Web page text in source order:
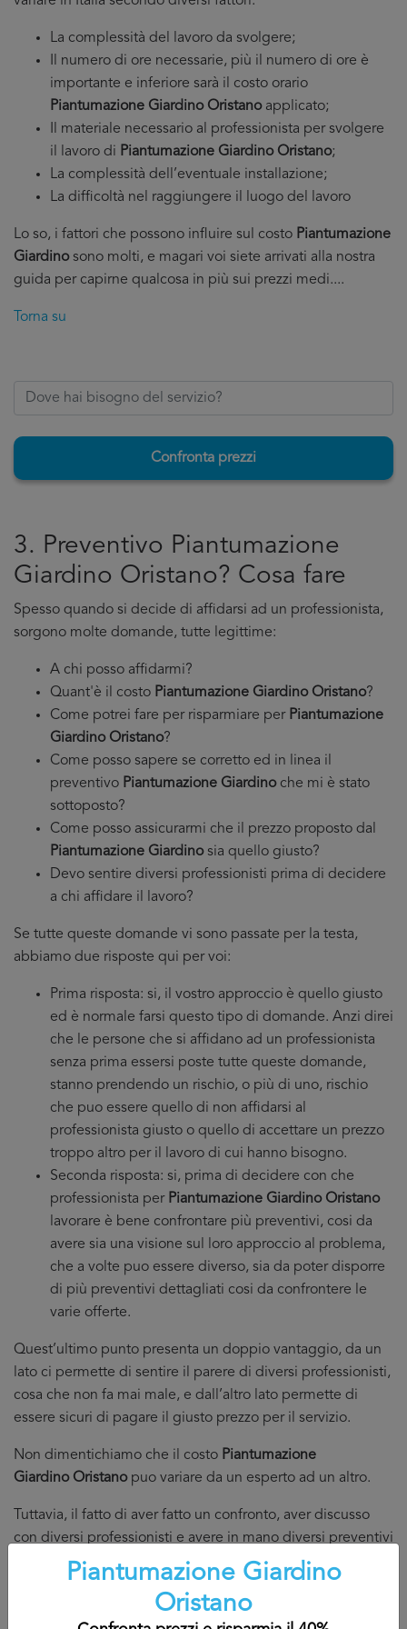
La complessità del lavoro da svolgere;
Il numero di ore necessarie, più il numero di ore è
importante e inferiore sarà il costo orario
Piantumazione Giardino Oristanoapplicato;
Il materiale necessario al professionista per svolgere
il lavoro di Piantumazione Giardino Oristano;
La complessità dell’eventuale installazione;
La difficoltà nel raggiungere il luogo del lavoro
Lo so, i fattori che possono influire sul costo Piantumazione
Giardinosono molti, e magari voi siete arrivati alla nostra
guida per capirne qualcosa in più sui prezzi medi....
Torna su
Confronta prezzi
3. Preventivo Piantumazione
Giardino Oristano? Cosa fare
Spesso quando si decide di affidarsi ad un professionista,
sorgono molte domande, tutte legittime:
A chi posso affidarmi?
Quant'è il costo Piantumazione Giardino Oristano?
Come potrei fare per risparmiare per Piantumazione
Giardino Oristano?
Come posso sapere se corretto ed in linea il
preventivo Piantumazione Giardinoche mi è stato
sottoposto?
Come posso assicurarmi che il prezzo proposto dal
Piantumazione Giardinosia quello giusto?
Devo sentire diversi professionisti prima di decidere
a chi affidare il lavoro?
Se tutte queste domande vi sono passate per la testa,
abbiamo due risposte qui per voi:
Prima risposta: si, il vostro approccio è quello giusto
ed è normale farsi questo tipo di domande. Anzi direi
che le persone che si affidano ad un professionista
senza prima essersi poste tutte queste domande,
stanno prendendo un rischio, o più di uno, rischio
che puo essere quello di non affidarsi al
professionista giusto o quello di accettare un prezzo
troppo altro per il lavoro di cui hanno bisogno.
Seconda risposta: si, prima di decidere con che
professionista per Piantumazione Giardino Oristano
lavorare è bene confrontare più preventivi, cosi da
avere sia una visione sul loro approccio al problema,
che a volte puo essere diverso, sia da poter disporre
di più preventivi dettagliati cosi da confrontere le
varie offerte.
Quest’ultimo punto presenta un doppio vantaggio, da un
lato ci permette di sentire il parere di diversi professionisti,
cosa che non fa mai male, e dall’altro lato permette di
essere sicuri di pagare il giusto prezzo per il servizio.
Non dimentichiamo che il costo Piantumazione
Giardino Oristanopuo variare da un esperto ad un altro.
Tuttavia, il fatto di aver fatto un confronto, aver discusso
con diversi professionisti e avere in mano diversi preventivi
Piantumazione Giardino Oristano
ci puo rassicurare nella
nostra scelta.
Infatti, non sempre è giusto affidarci al meno caro, a volte è
Piantumazione Giardino
Oristano